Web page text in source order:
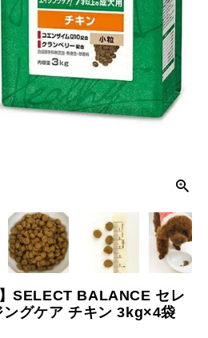
SELECT BALANCE セレ
グケア チキン 3kg×4袋